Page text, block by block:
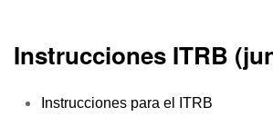
Instrucciones ITRB
Instrucciones para el ITRB